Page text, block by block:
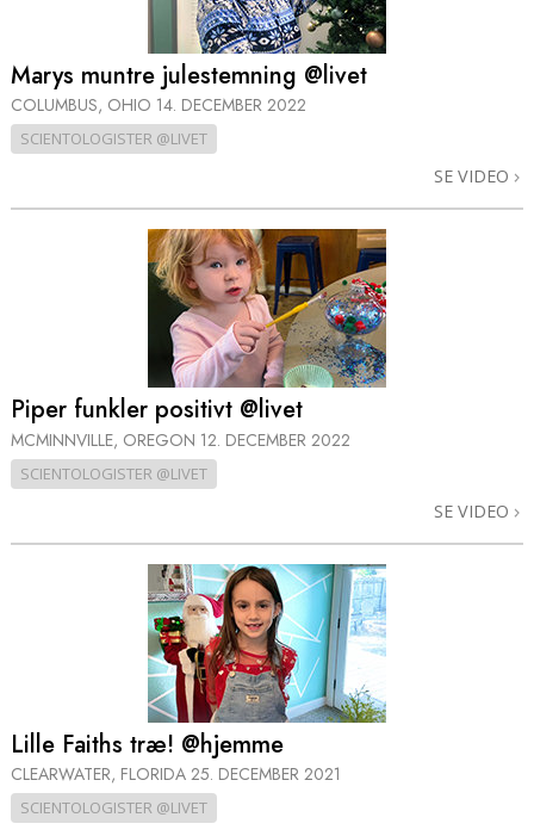
Marys muntre julestemning @livet
COLUMBUS, OHIO 14. DECEMBER 2022
SCIENTOLOGISTER @LIVET
SE VIDEO
Piper funkler positivt @livet
MCMINNVILLE, OREGON 12. DECEMBER 2022
SCIENTOLOGISTER @LIVET
SE VIDEO
Lille Faiths træ! @hjemme
CLEARWATER, FLORIDA 25. DECEMBER 2021
SCIENTOLOGISTER @LIVET